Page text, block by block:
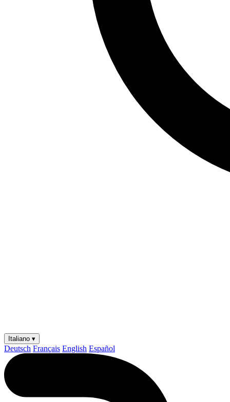
Italiano ▾
Deutsch Français English Español